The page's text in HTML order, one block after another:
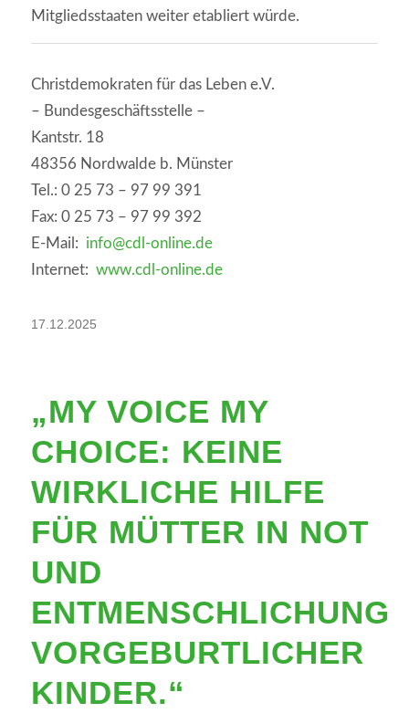
Mitgliedsstaaten weiter etabliert würde.
Christdemokraten für das Leben e.V.
– Bundesgeschäftsstelle –
Kantstr. 18
48356 Nordwalde b. Münster
Tel.: 0 25 73 – 97 99 391
Fax: 0 25 73 – 97 99 392
E-Mail: info@cdl-online.de
Internet: www.cdl-online.de
17.12.2025
„MY VOICE MY
CHOICE: KEINE
WIRKLICHE HILFE
FÜR MÜTTER IN NOT
UND
ENTMENSCHLICHUNG
VORGEBURTLICHER
KINDER.“